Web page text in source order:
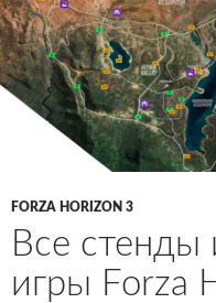
FORZA HORIZON 3
Все стенды
игры Forza